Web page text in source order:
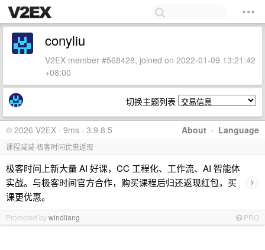
conyliu
V2EX member #568428, joined on 2022-01-09 13:21:42
+08:00
切换主题列表
About · Language
© 2026 V2EX · 9ms · 3.9.8.5
课程减减-极客时间优惠返现
极客时间上新大量 AI 好课，CC 工程化、工作流、AI 智能体
实战。与极客时间官方合作，购买课程后归还返现红包，买
课更优惠。
›
Promoted bywindliang PRO